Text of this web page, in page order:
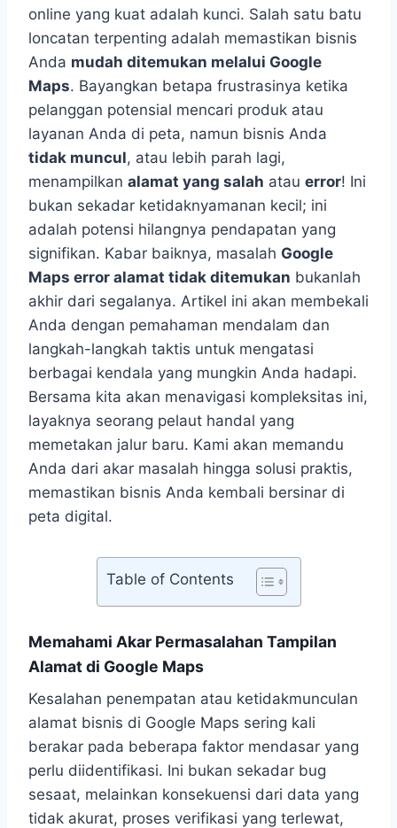
online yang kuat adalah kunci. Salah satu batu
loncatan terpenting adalah memastikan bisnis
Anda mudah ditemukan melalui Google
Maps. Bayangkan betapa frustrasinya ketika
pelanggan potensial mencari produk atau
layanan Anda di peta, namun bisnis Anda
tidak muncul, atau lebih parah lagi,
menampilkan alamat yang salah atau error! Ini
bukan sekadar ketidaknyamanan kecil; ini
adalah potensi hilangnya pendapatan yang
signifikan. Kabar baiknya, masalah Google
Maps error alamat tidak ditemukan bukanlah
akhir dari segalanya. Artikel ini akan membekali
Anda dengan pemahaman mendalam dan
langkah-langkah taktis untuk mengatasi
berbagai kendala yang mungkin Anda hadapi.
Bersama kita akan menavigasi kompleksitas ini,
layaknya seorang pelaut handal yang
memetakan jalur baru. Kami akan memandu
Anda dari akar masalah hingga solusi praktis,
memastikan bisnis Anda kembali bersinar di
peta digital.
Table of Contents
Memahami Akar Permasalahan Tampilan
Alamat di Google Maps
Kesalahan penempatan atau ketidakmunculan
alamat bisnis di Google Maps sering kali
berakar pada beberapa faktor mendasar yang
perlu diidentifikasi. Ini bukan sekadar bug
sesaat, melainkan konsekuensi dari data yang
tidak akurat, proses verifikasi yang terlewat,